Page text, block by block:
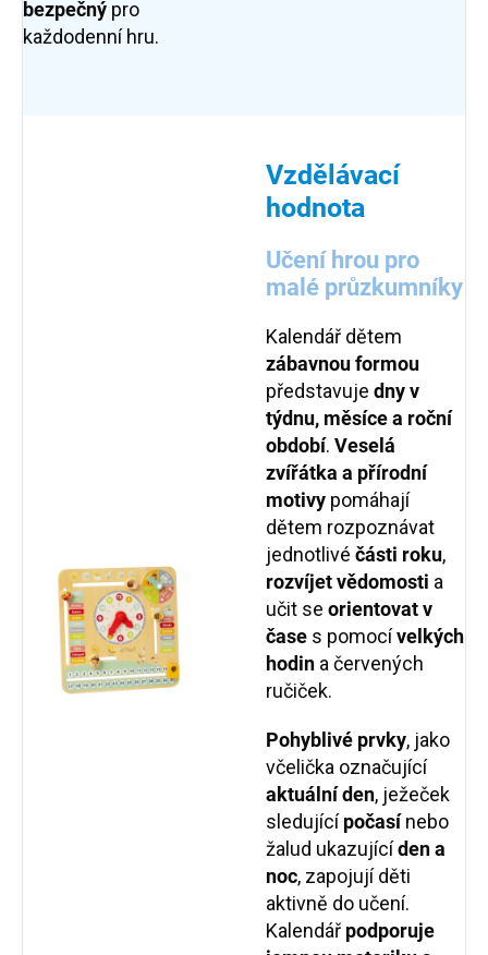
bezpečný pro
každodenní hru.
Vzdělávací
hodnota
Učení hrou pro
malé průzkumníky
Kalendář dětem
zábavnou formou
představuje dny v
týdnu, měsíce a roční
období. Veselá
zvířátka a přírodní
motivy pomáhají
dětem rozpoznávat
jednotlivé části roku,
rozvíjet vědomosti a
učit se orientovat v
čase s pomocívelkých
hodin a červených
ručiček.
Pohyblivé prvky, jako
včelička označující
aktuální den, ježeček
sledujícípočasínebo
žalud ukazujícíden a
noc, zapojují děti
aktivně do učení.
Kalendář podporuje